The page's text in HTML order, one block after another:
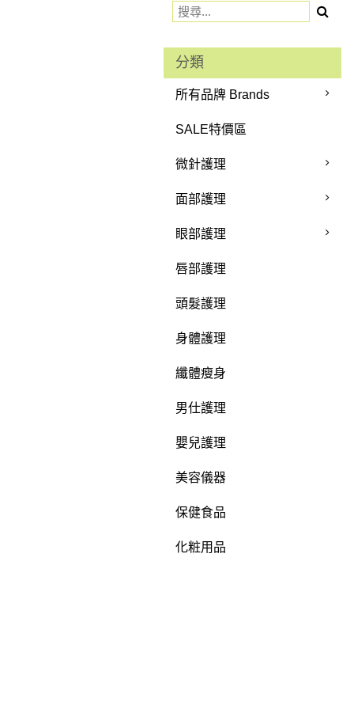
分類
所有品牌 Brands
SALE特價區
微針護理
面部護理
眼部護理
唇部護理
頭髮護理
身體護理
纖體瘦身
男仕護理
嬰兒護理
美容儀器
保健食品
化粧用品